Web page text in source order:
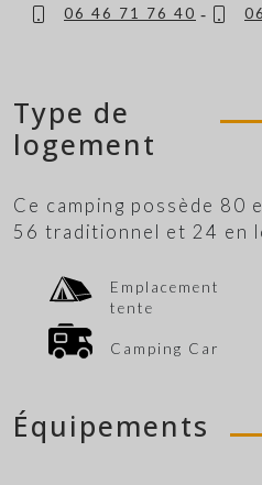
06 46 71 76 40 -
Type de
logement
Ce camping possède 80
56 traditionnel et 24 en
Emplacement
tente
Camping Car
Équipements